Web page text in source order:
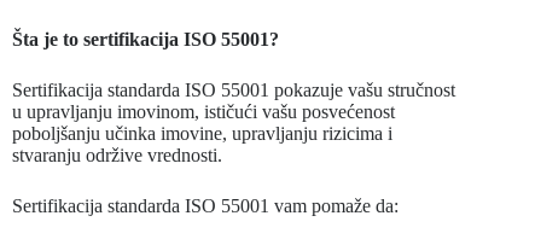
Šta je to sertifikacija ISO 55001?
Sertifikacija standarda ISO 55001 pokazuje vašu stručnost
u upravljanju imovinom, ističući vašu posvećenost
poboljšanju učinka imovine, upravljanju rizicima i
stvaranju održive vrednosti.
Sertifikacija standarda ISO 55001 vam pomaže da: